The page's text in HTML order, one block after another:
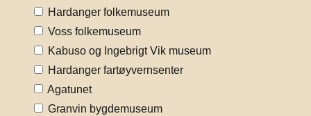
Hardanger folkemuseum
Voss folkemuseum
Kabuso og Ingebrigt Vik museum
Hardanger fartøyvernsenter
Agatunet
Granvin bygdemuseum